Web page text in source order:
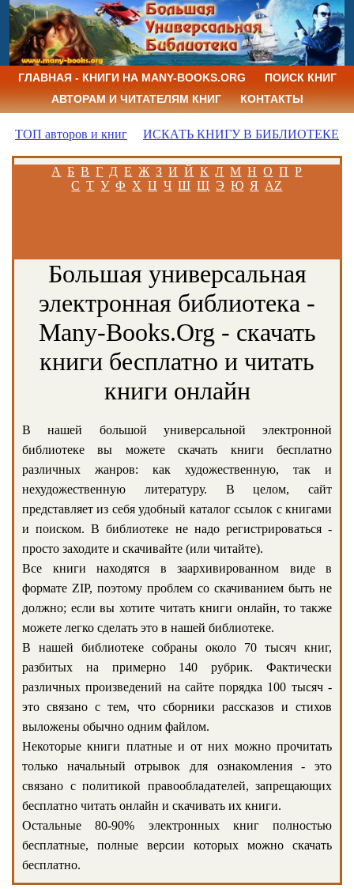
ГЛАВНАЯ - КНИГИ НА MANY-BOOKS.ORG
ПОИСК КНИГ
АВТОРАМ И ЧИТАТЕЛЯМ КНИГ
КОНТАКТЫ
ТОП авторов и книг ИСКАТЬ КНИГУ В БИБЛИОТЕКЕ
А Б В Г Д Е Ж З И Й К Л М Н О П Р
С Т У Ф Х Ц Ч Ш Щ Э Ю Я AZ
Большая универсальная
электронная библиотека -
Many-Books.Org - скачать
книги бесплатно и читать
книги онлайн
В нашей большой универсальной электронной
библиотеке вы можете скачать книги бесплатно
различных жанров: как художественную, так и
нехудожественную литературу. В целом, сайт
представляет из себя удобный каталог ссылок с книгами
и поиском. В библиотеке не надо регистрироваться -
просто заходите и скачивайте (или читайте).
Все книги находятся в заархивированном виде в
формате ZIP, поэтому проблем со скачиванием быть не
должно; если вы хотите читать книги онлайн, то также
можете легко сделать это в нашей библиотеке.
В нашей библиотеке собраны около 70 тысяч книг,
разбитых на примерно 140 рубрик. Фактически
различных произведений на сайте порядка 100 тысяч -
это связано с тем, что сборники рассказов и стихов
выложены обычно одним файлом.
Некоторые книги платные и от них можно прочитать
только начальный отрывок для ознакомления - это
связано с политикой правообладателей, запрещающих
бесплатно читать онлайн и скачивать их книги.
Остальные 80-90% электронных книг полностью
бесплатные, полные версии которых можно скачать
бесплатно.